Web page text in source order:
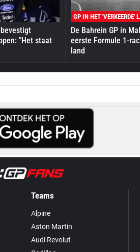
"Het staat
GP IN HET 'VERKEERDE'
De Bahrein GP in
eerste Formule 1-
land
Teams
Alpine
Aston Martin
Audi Revolut